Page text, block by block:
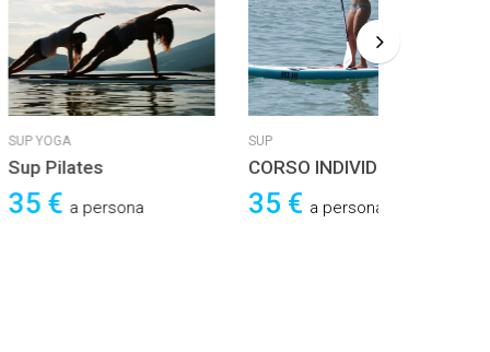
a persona
CORSO INDIVIDUALE
a persona